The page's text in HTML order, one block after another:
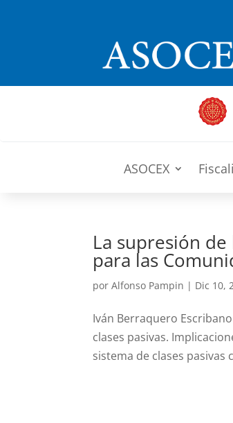
ASOCEX
La supresión de
para las
porAlfonso Pampin | Dic 10,
Iván Berraquero
clases pasivas.
sistema de clases